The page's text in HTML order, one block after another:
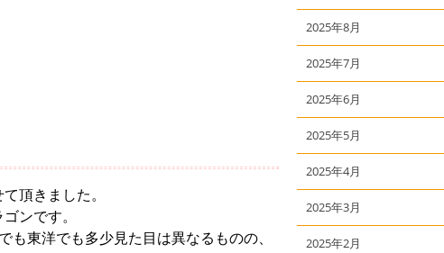
頂きました。
ンです。
東洋でも多少見た目は異なるものの、
2025年8月
2025年7月
2025年6月
2025年5月
2025年4月
2025年3月
2025年2月